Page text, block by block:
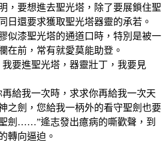
，要想進去聖光塔，除了要展鎖住聖
日還要求獲取聖光塔器靈的承若。
似漆聖光塔的通道口時，特別是被一
在前，常有就愛莫能助登。
要進聖光塔，器靈壯丁，我要見
給我一次時，求求你再給我一次天
之劍，您給我一柄外的看守聖劍也要
劍……”逄志發出癔病的嘶歡聲，到
轉向逼迫。